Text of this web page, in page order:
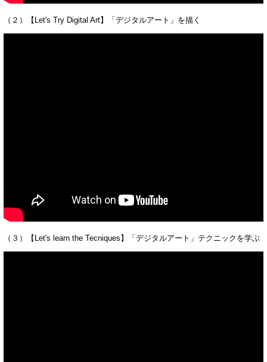
（２）【Let's Try Digital Art】「デジタルアート」を描く
（３）【Let's learn the Tecniques】「デジタルアート」テクニックを学ぶ